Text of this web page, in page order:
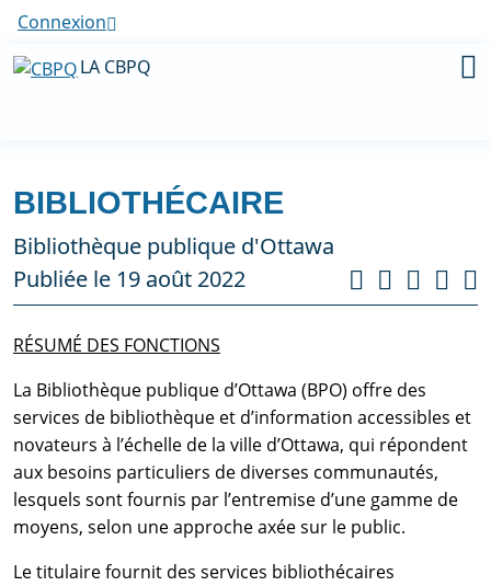
Connexion
LA CBPQ
BIBLIOTHÉCAIRE
Bibliothèque publique d'Ottawa
Publiée le 19 août 2022
RÉSUMÉ DES FONCTIONS
La Bibliothèque publique d’Ottawa (BPO) offre des
services de bibliothèque et d’information accessibles et
novateurs à l’échelle de la ville d’Ottawa, qui répondent
aux besoins particuliers de diverses communautés,
lesquels sont fournis par l’entremise d’une gamme de
moyens, selon une approche axée sur le public.
Le titulaire fournit des services bibliothécaires